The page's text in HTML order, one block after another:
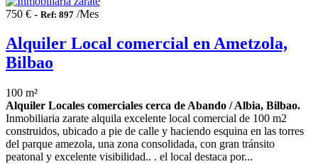
750 € - Ref: 897 /Mes
Alquiler Local comercial en Ametzola,
Bilbao
100 m²
Alquiler Locales comerciales cerca de Abando / Albia, Bilbao.
Inmobiliaria zarate alquila excelente local comercial de 100 m2
construidos, ubicado a pie de calle y haciendo esquina en las torres
del parque amezola, una zona consolidada, con gran tránsito
peatonal y excelente visibilidad.. . el local destaca por...